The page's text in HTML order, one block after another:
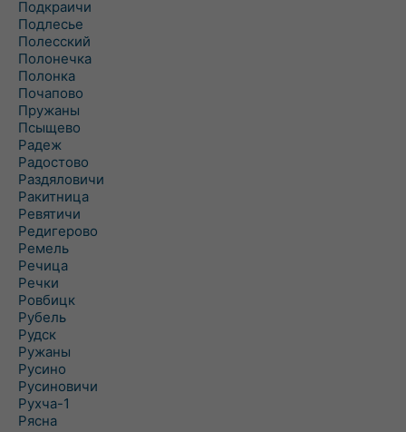
Подкраичи
Подлесье
Полесский
Полонечка
Полонка
Почапово
Пружаны
Псыщево
Радеж
Радостово
Раздяловичи
Ракитница
Ревятичи
Редигерово
Ремель
Речица
Речки
Ровбицк
Рубель
Рудск
Ружаны
Русино
Русиновичи
Рухча-1
Рясна